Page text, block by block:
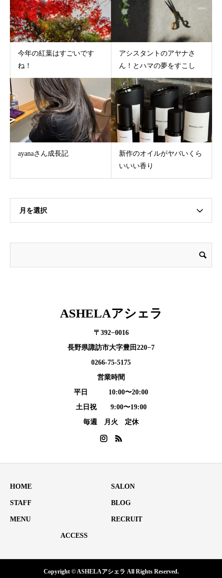
今年の紅葉はすごいです
ね！
アシスタントのアヤナさ
ん！とハマの夢をすこし
ayanaさん成長記
新作のオイルがヤバいくら
いいい香り
月を選択
ASHELAアシェラ
〒392−0016
長野県諏訪市大字豊田220−7
0266-75-5175
営業時間
平日 10:00〜20:00
土日祝 9:00〜19:00
毎週 月火 定休
HOME SALON
STAFF BLOG
MENU RECRUIT
ACCESS
Copyright © ASHELAアシェラ All Rights Reserved.